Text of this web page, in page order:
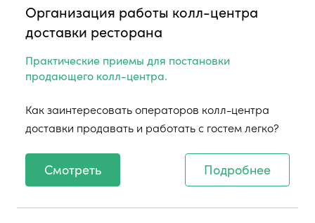
Организация работы колл-центра
доставки ресторана
Практические приемы для постановки
продающего колл-центра.
Как заинтересовать операторов колл-центра
доставки продавать и работать с гостем легко?
Смотреть Подробнее